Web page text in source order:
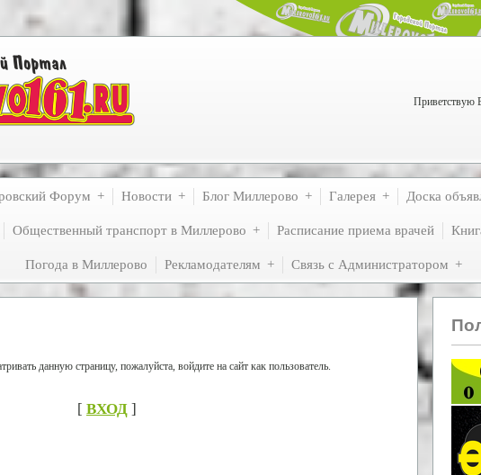
Приветствую
Форум Новости Блог Миллерово Галерея Доска
Общественный транспорт в Миллерово Расписание приема врачей
Погода в Миллерово Рекламодателям Связь с Администратором
данную страницу, пожалуйста, войдите на сайт как пользователь.
[ ВХОД ]